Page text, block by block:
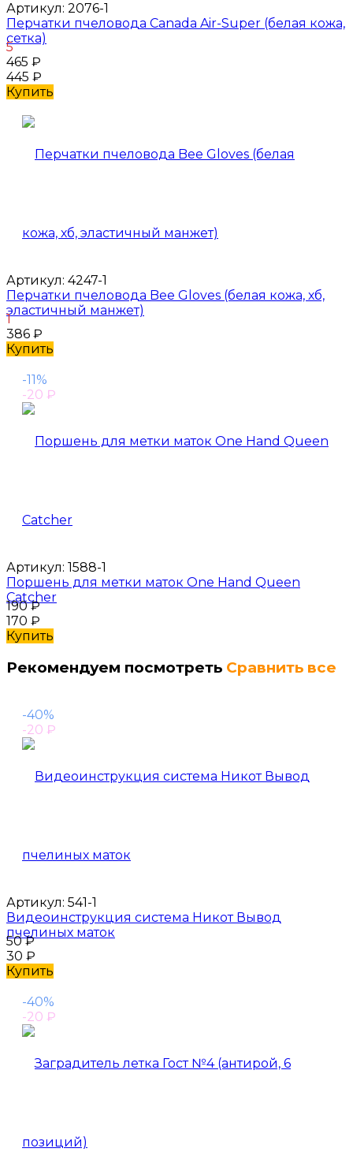
Артикул: 2076-1
Перчатки пчеловода Canada Air-Super (белая кожа,
сетка)
5
465 ₽
445 ₽
Купить
Артикул: 4247-1
Перчатки пчеловода Bee Gloves (белая кожа, хб,
эластичный манжет)
1
386 ₽
Купить
-11%
-20 ₽
Артикул: 1588-1
Поршень для метки маток One Hand Queen
Catcher
190₽
170 ₽
Купить
Рекомендуем посмотреть Сравнить все
-40%
-20 ₽
Артикул: 541-1
Видеоинструкция система Никот Вывод
пчелиных маток
50₽
30 ₽
Купить
-40%
-20 ₽